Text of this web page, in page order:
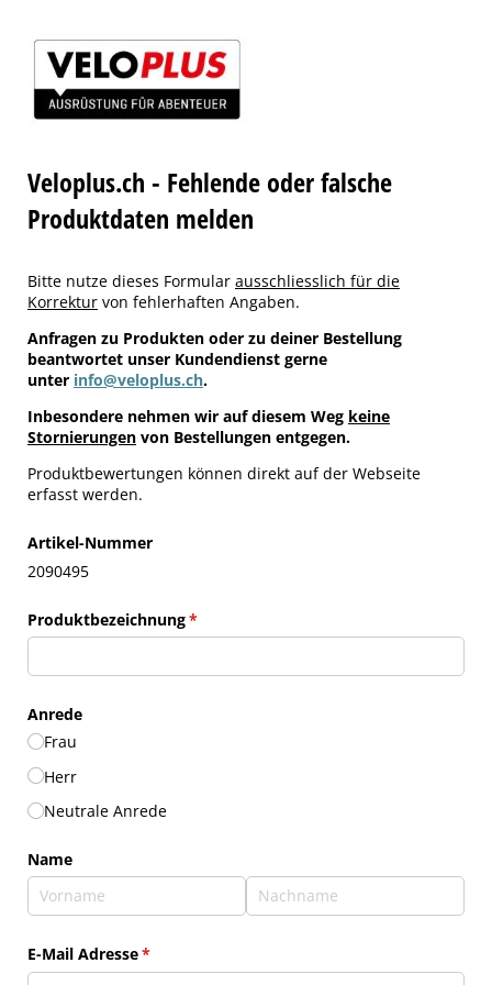
Veloplus.ch - Fehlende oder falsche
Produktdaten melden
Bitte nutze dieses Formular ausschliesslich für die
Korrektur von fehlerhaften Angaben.
Anfragen zu Produkten oder zu deiner Bestellung
beantwortet unser Kundendienst gerne
unter info@veloplus.ch.
Inbesondere nehmen wir auf diesem Weg keine
Stornierungen von Bestellungen entgegen.
Produktbewertungen können direkt auf der Webseite
erfasst werden.
Artikel-Nummer
2090495
Produktbezeichnung*
(erforderlich)
Anrede
Frau
Herr
Neutrale Anrede
Name
E-Mail Adresse*
(erforderlich)